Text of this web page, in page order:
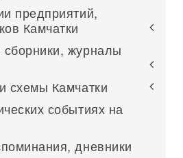
предприятий,
Камчатки
журналы
схемы Камчатки
событиях на
дневники